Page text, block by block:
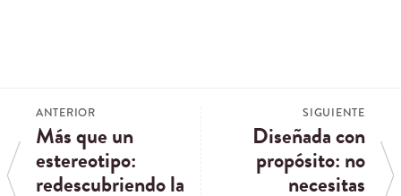
ANTERIOR
Más que un
estereotipo:
redescubriendo la
SIGUIENTE
Diseñada con
propósito: no
necesitas